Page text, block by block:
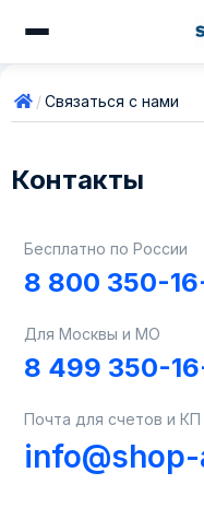
Связаться с нами
Контакты
Бесплатно по России
8 800 350-
Для Москвы и МО
8 499 350-
Почта для счетов и КП